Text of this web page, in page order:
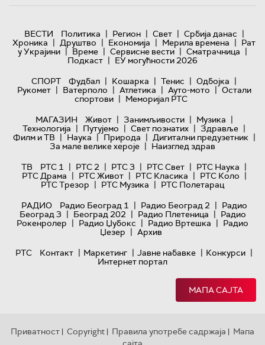
ВЕСТИ Политика | Регион | Свет | Србија данас |
Хроника | Друштво | Економија | Мерила времена | Рат
у Украјини | Време | Сервисне вести | Сматрачница |
Подкаст | ЕУ могућности 2026
СПОРТ
Фудбал | Кошарка | Тенис | Одбојка |
Рукомет | Ватерполо | Атлетика | Ауто-мото | Остали
спортови | Меморијал РТС
МАГАЗИН
Живот | Занимљивости | Музика |
Технологијa | Путујемо | Свет познатих | Здравље |
Филм и ТВ | Наука | Природа | Дигитални предузетник |
За мале велике хероје | Наизглед здрав
ТВ
РТС 1 | РТС 2 | РТС 3 | РТС Свет | РТС Наука |
РТС Драма | РТС Живот | РТС Класика | РТС Коло |
РТС Трезор | РТС Музика | РТС Полетарац
РАДИО
Радио Београд 1 | Радио Београд 2 | Радио
Београд 3 | Београд 202 | Радио Плетеница | Радио
Рокенролер | Радио Џубокс | Радио Вртешка | Радио
Џезер | Архив
РТС
Контакт | Маркетинг | Јавне набавке | Конкурси |
Интернет портал
МАПА САЈТА
Приватност | Copyright | Правила употребе садржаја | Мапа